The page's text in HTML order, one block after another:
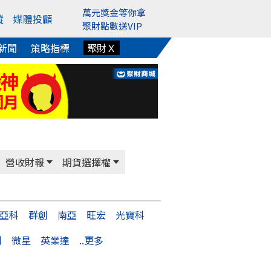
媒體投顧
萬元獎金等你拿
聚財點數送VIP
聞 策略指標 聚財Ｘ
營收財報 期貨選擇權
科 群創 南亞 旺宏
光寶科
微星 英業達 ..更多